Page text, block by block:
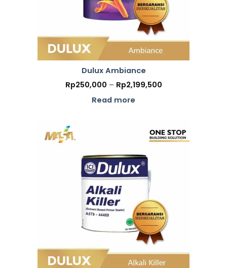
Dulux Ambiance
Rp250,000 – Rp2,199,500Price
Read more